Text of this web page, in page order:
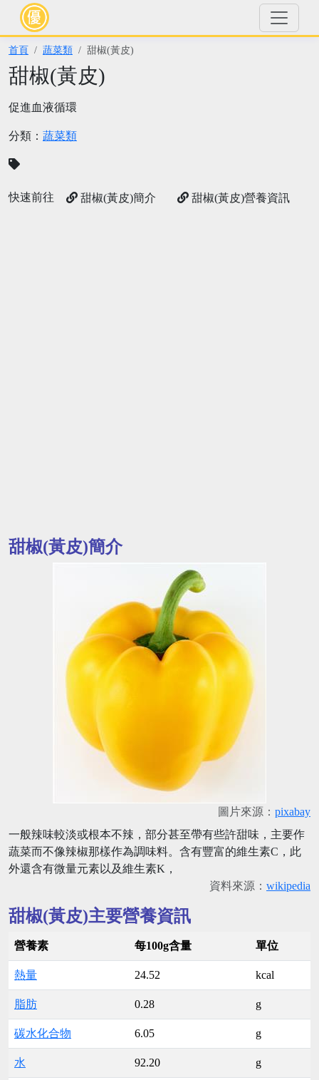
首頁 蔬菜類 甜椒(黃皮)
甜椒(黃皮)
促進血液循環
分類： 蔬菜類
快速前往 甜椒(黃皮)簡介 甜椒(黃皮)營養資訊
甜椒(黃皮)簡介
圖片來源： pixabay
一般辣味較淡或根本不辣，部分甚至帶有些許甜味，主要作
蔬菜而不像辣椒那樣作為調味料。含有豐富的維生素C，此
外還含有微量元素以及維生素K，
資料來源： wikipedia
甜椒(黃皮)主要營養資訊
營養素 每100g含量 單位
熱量 24.52 kcal
脂肪 0.28 g
碳水化合物 6.05 g
水 92.20 g